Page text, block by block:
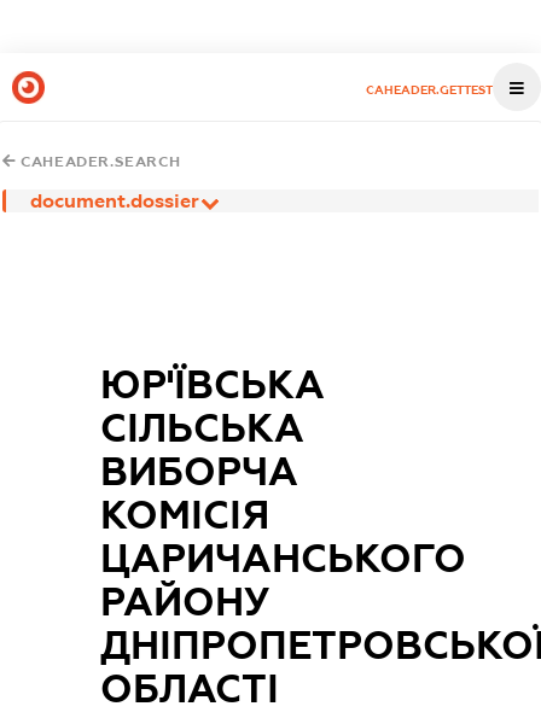
CAHEADER.GETTEST
CAHEADER.SEARCH
document.dossier
ЮР'ЇВСЬКА
СІЛЬСЬКА
ВИБОРЧА
КОМІСІЯ
ЦАРИЧАНСЬКОГО
РАЙОНУ
ОБЛАСТІ